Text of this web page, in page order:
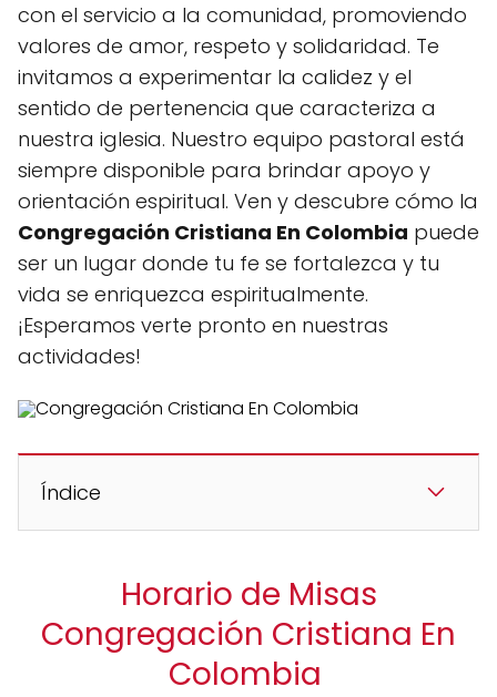
con el servicio a la comunidad, promoviendo
valores de amor, respeto y solidaridad. Te
invitamos a experimentar la calidez y el
sentido de pertenencia que caracteriza a
nuestra iglesia. Nuestro equipo pastoral está
siempre disponible para brindar apoyo y
orientación espiritual. Ven y descubre cómo la
Congregación Cristiana En Colombia puede
ser un lugar donde tu fe se fortalezca y tu
vida se enriquezca espiritualmente.
¡Esperamos verte pronto en nuestras
actividades!
Índice
Horario de Misas
Congregación Cristiana En
Colombia